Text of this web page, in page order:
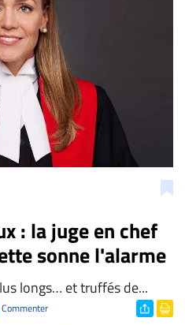
: la juge en chef
sonne l'alarme
longs… et truffés de...
Commenter